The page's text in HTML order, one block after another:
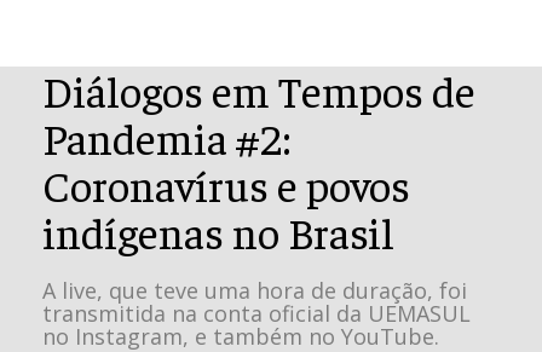
Diálogos em Tempos de
Pandemia #2:
Coronavírus e povos
indígenas no Brasil
A live, que teve uma hora de duração, foi
transmitida na conta oficial da UEMASUL
no Instagram, e também no YouTube.